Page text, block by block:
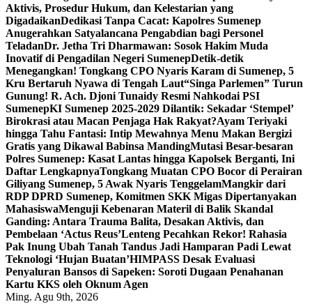
Aktivis, Prosedur Hukum, dan Kelestarian yang
DigadaikanDedikasi Tanpa Cacat: Kapolres Sumenep
Anugerahkan Satyalancana Pengabdian bagi Personel
TeladanDr. Jetha Tri Dharmawan: Sosok Hakim Muda
Inovatif di Pengadilan Negeri SumenepDetik-detik
Menegangkan! Tongkang CPO Nyaris Karam di Sumenep, 5
Kru Bertaruh Nyawa di Tengah Laut“Singa Parlemen” Turun
Gunung! R. Ach. Djoni Tunaidy Resmi Nahkodai PSI
SumenepKI Sumenep 2025-2029 Dilantik: Sekadar ‘Stempel’
Birokrasi atau Macan Penjaga Hak Rakyat?Ayam Teriyaki
hingga Tahu Fantasi: Intip Mewahnya Menu Makan Bergizi
Gratis yang Dikawal Babinsa MandingMutasi Besar-besaran
Polres Sumenep: Kasat Lantas hingga Kapolsek Berganti, Ini
Daftar LengkapnyaTongkang Muatan CPO Bocor di Perairan
Giliyang Sumenep, 5 Awak Nyaris TenggelamMangkir dari
RDP DPRD Sumenep, Komitmen SKK Migas Dipertanyakan
MahasiswaMenguji Kebenaran Materil di Balik Skandal
Ganding: Antara Trauma Balita, Desakan Aktivis, dan
Pembelaan ‘Actus Reus’Lenteng Pecahkan Rekor! Rahasia
Pak Inung Ubah Tanah Tandus Jadi Hamparan Padi Lewat
Teknologi ‘Hujan Buatan’HIMPASS Desak Evaluasi
Penyaluran Bansos di Sapeken: Soroti Dugaan Penahanan
Kartu KKS oleh Oknum Agen
Ming. Agu 9th, 2026